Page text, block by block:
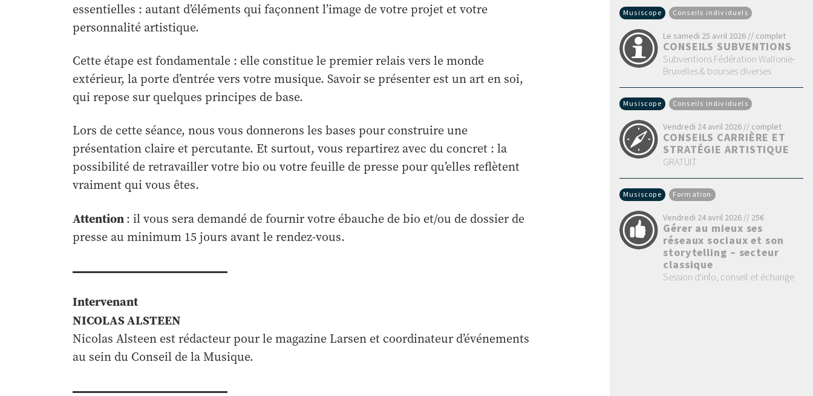
essentielles : autant d’éléments qui façonnent l’image de votre projet et votre
personnalité artistique.
Cette étape est fondamentale : elle constitue le premier relais vers le monde
extérieur, la porte d’entrée vers votre musique. Savoir se présenter est un art en soi,
qui repose sur quelques principes de base.
Lors de cette séance, nous vous donnerons les bases pour construire une
présentation claire et percutante. Et surtout, vous repartirez avec du concret : la
possibilité de retravailler votre bio ou votre feuille de presse pour qu’elles reflètent
vraiment qui vous êtes.
Attention: il vous sera demandé de fournir votre ébauche de bio et/ou de dossier de
presse au minimum 15 jours avant le rendez-vous.
Intervenant
NICOLAS ALSTEEN
Nicolas Alsteen est rédacteur pour le magazine Larsen et coordinateur d’événements
au sein du Conseil de la Musique.
Musiscope Conseils individuels
Le samedi 25 avril 2026 // complet
CONSEILS SUBVENTIONS
Subventions Fédération Wallonie-
Bruxelles & bourses diverses
Musiscope Conseils individuels
Vendredi 24 avril 2026 // complet
CONSEILS CARRIÈRE ET
STRATÉGIE ARTISTIQUE
GRATUIT
Musiscope Formation
Vendredi 24 avril 2026 // 25€
Gérer au mieux ses
réseaux sociaux et son
storytelling – secteur
classique
Session d'info, conseil et échange